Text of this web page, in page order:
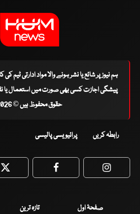
ہم نیوز پر شائع یا نشر ہونے والا مواد ادارتی ٹیم
پیشگی اجازت کسی بھی صورت میں استعمال یا
حقوق محفوظ ہیں © 2026
رابطہ کریں پرائیویسی پالیسی
Twitter Facebook
صفحۂ اول تازہ ترین